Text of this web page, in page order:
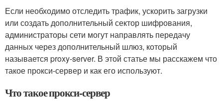
Если необходимо отследить трафик, ускорить загрузки
или создать дополнительный сектор шифрования,
администраторы сети могут направлять передачу
данных через дополнительный шлюз, который
называется proxy-server. В этой статье мы расскажем что
такое прокси-сервер и как его используют.
Что такое прокси-сервер